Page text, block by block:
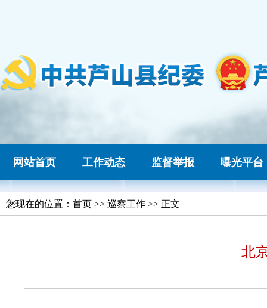
网站首页 工作动态 监督举报 曝光平台
您现在的位置： 首页 >> 巡察工作 >> 正文
北